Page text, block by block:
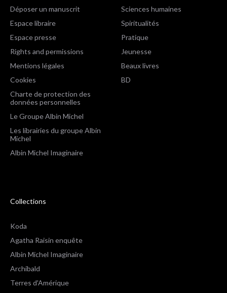
Déposer un manuscrit
Espace libraire
Espace presse
Rights and permissions
Mentions légales
Cookies
Charte de protection des
données personnelles
Le Groupe Albin Michel
Les librairies du groupe Albin
Michel
Albin Michel Imaginaire
Sciences humaines
Spiritualités
Pratique
Jeunesse
Beaux livres
BD
Collections
Koda
Agatha Raisin enquête
Albin Michel Imaginaire
Archibald
Terres d'Amérique